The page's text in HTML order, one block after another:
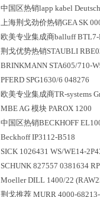
中国区热销lapp kabel
上海荆戈劲价热销GEA SK
欧美专业集成商balluff
荆戈优势热销STAUBLI
BRINKMANN STA605/710-
PFERD SPG1630/6 048276
欧美专业集成商TR-systems
MBE AG 模块 PAROX 1200
中国区热销BECKHOFF
Beckhoff IP3112-B518
SICK 1026431 WS/WE14-
SCHUNK 827557 0381634
Moeller DILL 1400/22
荆戈推荐 MURR 4000-